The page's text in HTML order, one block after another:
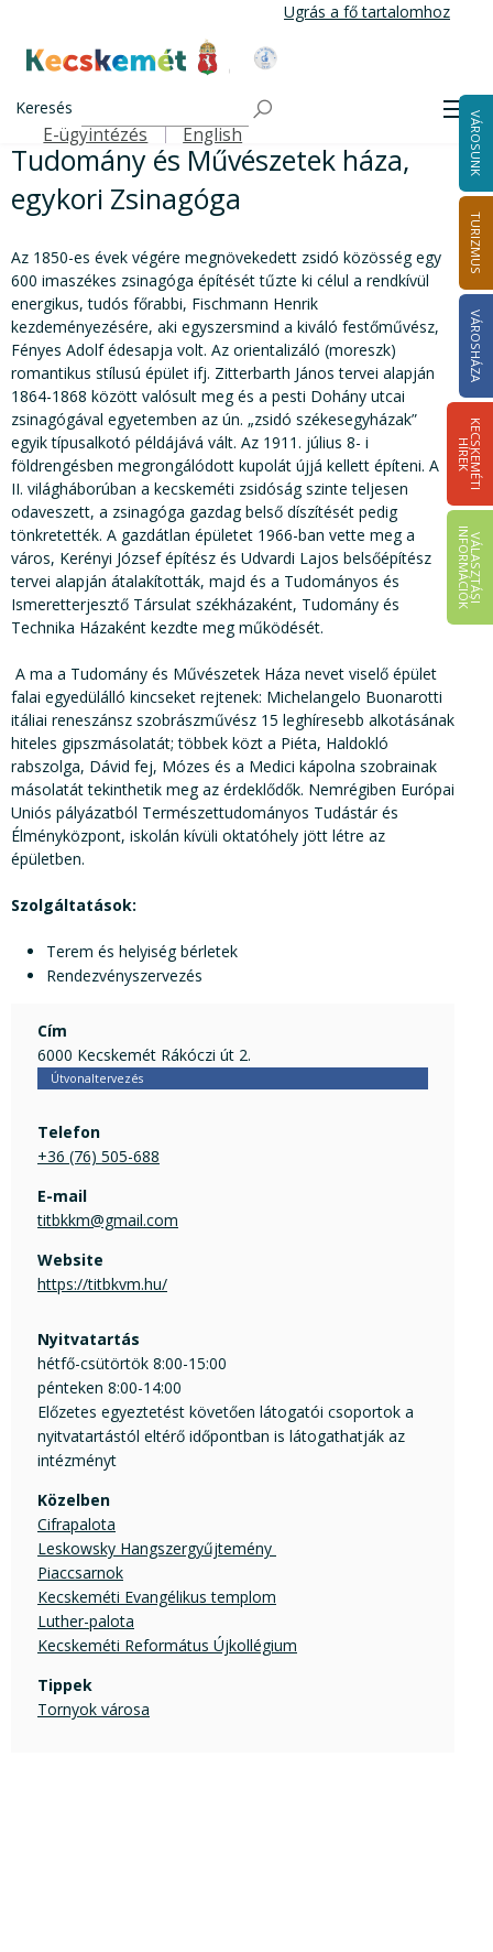
tartalomra
Ugrás a fő tartalomhoz
Kecskemét Város Honlapja
Keresés
Felső navigáció
E-ügyintézés English VÁROSUNK
TURIZMUS
VÁROSHÁZA
K
E
C
S
K
E
M
É
T
I
HÍ
R
E
K
V
Á
L
A
S
Z
T
Á
S
I
IN
F
O
R
M
Á
C
I
Ó
K
Tudomány és Művészetek háza, egykori Zsinagóga
Tudomány és Művészetek háza,
egykori Zsinagóga
Az 1850-es évek végére megnövekedett zsidó közösség egy
600 imaszékes zsinagóga építését tűzte ki célul a rendkívül
energikus, tudós főrabbi, Fischmann Henrik
kezdeményezésére, aki egyszersmind a kiváló festőművész,
Fényes Adolf édesapja volt. Az orientalizáló (moreszk)
romantikus stílusú épület ifj. Zitterbarth János tervei alapján
1864-1868 között valósult meg és a pesti Dohány utcai
zsinagógával egyetemben az ún. „zsidó székesegyházak”
egyik típusalkotó példájává vált. Az 1911. július 8- i
földrengésben megrongálódott kupolát újjá kellett építeni. A
II. világháborúban a kecskeméti zsidóság szinte teljesen
odaveszett, a zsinagóga gazdag belső díszítését pedig
tönkretették. A gazdátlan épületet 1966-ban vette meg a
város, Kerényi József építész és Udvardi Lajos belsőépítész
tervei alapján átalakították, majd és a Tudományos és
Ismeretterjesztő Társulat székházaként, Tudomány és
Technika Házaként kezdte meg működését.
A ma a Tudomány és Művészetek Háza nevet viselő épület
falai egyedülálló kincseket rejtenek: Michelangelo Buonarotti
itáliai reneszánsz szobrászművész 15 leghíresebb alkotásának
hiteles gipszmásolatát; többek közt a Piéta, Haldokló
rabszolga, Dávid fej, Mózes és a Medici kápolna szobrainak
másolatát tekinthetik meg az érdeklődők. Nemrégiben Európai
Uniós pályázatból Természettudományos Tudástár és
Élményközpont, iskolán kívüli oktatóhely jött létre az
épületben.
Szolgáltatások:
Terem és helyiség bérletek
Rendezvényszervezés
Cím
6000 Kecskemét Rákóczi út 2.
Útvonaltervezés
Telefon
+36 (76) 505-688
E-mail
titbkkm@gmail.com
Website
https://titbkvm.hu/
Nyitvatartás
hétfő-csütörtök 8:00-15:00
pénteken 8:00-14:00
Előzetes egyeztetést követően látogatói csoportok a
nyitvatartástól eltérő időpontban is látogathatják az
intézményt
Közelben
Cifrapalota
Leskowsky Hangszergyűjtemény
Piaccsarnok
Kecskeméti Evangélikus templom
Luther-palota
Kecskeméti Református Újkollégium
Tippek
Tornyok városa